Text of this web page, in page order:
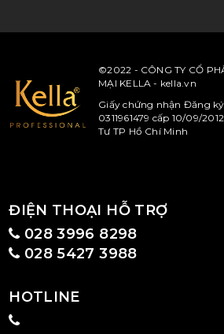
©2022 - CÔNG TY CỔ
MẠI KELLA - kella.vn
Giấy chứng nhận Đăng
0311961479 cấp 10/09/
Tư TP Hồ Chí Minh
ĐIỆN THOẠI HỖ TRỢ
028 3996 8298
028 5427 3988
HOTLINE